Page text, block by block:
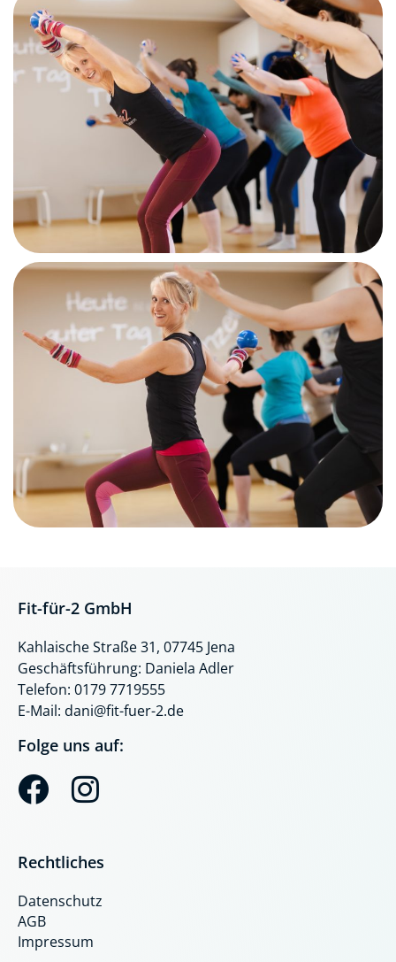
Fit-für-2 GmbH
Kahlaische Straße 31, 07745 Jena
Geschäftsführung: Daniela Adler
Telefon: 0179 7719555
E-Mail: dani@fit-fuer-2.de
Folge uns auf:
F
c
e
b
o
I
s
t
a
g
Rechtliches
Datenschutz
AGB
Impressum